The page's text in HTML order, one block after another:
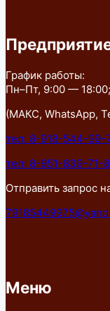
График работы:
Пн–Пт, 9:00 — 18:00;
(МАКС, WhatsApp,
тел: 8-918-544-99-
тел: 8-951-839-71-
Отправить запрос
Меню